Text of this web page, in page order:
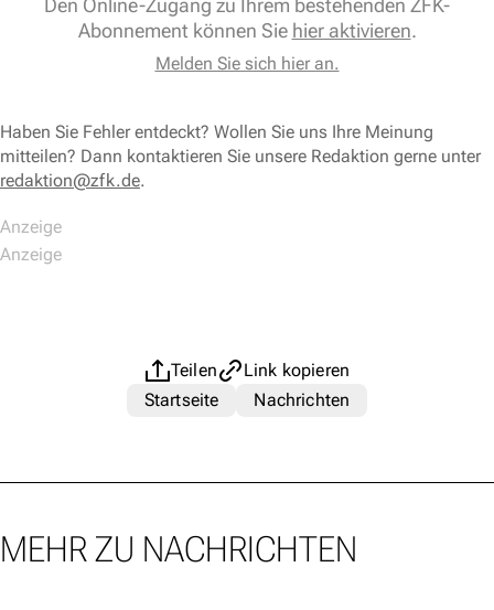
Den Online-Zugang zu Ihrem bestehenden ZFK-
Abonnement können Sie hier aktivieren.
Melden Sie sich hier an.
Haben Sie Fehler entdeckt? Wollen Sie uns Ihre Meinung
mitteilen? Dann kontaktieren Sie unsere Redaktion gerne unter
redaktion@zfk.de.
Teilen
Link kopieren
Startseite
Nachrichten
MEHR ZU NACHRICHTEN